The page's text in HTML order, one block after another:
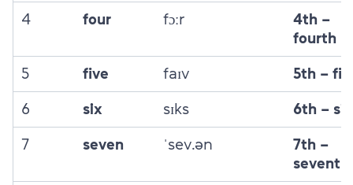
4 four fɔːr
4th –
fourth
5 five faɪv 5th –
6 six sɪks 6th –
7 seven ˈsev.ən
7th –
seventh